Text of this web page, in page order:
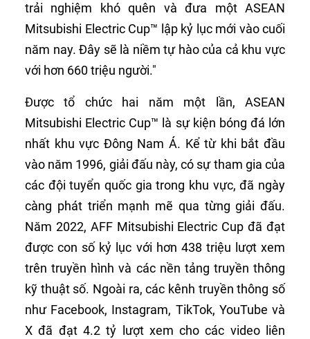
trải nghiệm khó quên và đưa một ASEAN
Mitsubishi Electric Cup™ lập kỷ lục mới vào cuối
năm nay. Đây sẽ là niềm tự hào của cả khu vực
với hơn 660 triệu người."
Được tổ chức hai năm một lần, ASEAN
Mitsubishi Electric Cup™ là sự kiện bóng đá lớn
nhất khu vực Đông Nam Á. Kể từ khi bắt đầu
vào năm 1996, giải đấu này, có sự tham gia của
các đội tuyển quốc gia trong khu vực, đã ngày
càng phát triển mạnh mẽ qua từng giải đấu.
Năm 2022, AFF Mitsubishi Electric Cup đã đạt
được con số kỷ lục với hơn 438 triệu lượt xem
trên truyền hình và các nền tảng truyền thông
kỹ thuật số. Ngoài ra, các kênh truyền thông số
như Facebook, Instagram, TikTok, YouTube và
X đã đạt 4.2 tỷ lượt xem cho các video liên